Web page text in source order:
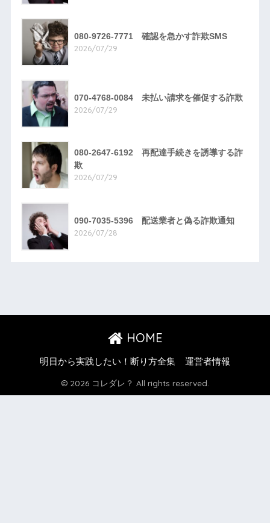
080-9726-7771 確認を急かす詐欺SMS
2026/07/29
070-4768-0084 未払い請求を催促する詐欺
2026/07/29
080-2647-6192 再配達手続きを誘導する詐
欺
2026/07/29
090-7035-5396 配送業者と偽る詐欺通知
2026/07/28
HOME
明日から実践したい！断り方全集 運営者情報
© 2026 コレダレ？ All rights reserved.